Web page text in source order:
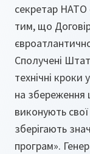
секретар НАТО
тим, що
Сполучені
технічні кроки
на збереження
виконують
зберігають
програм».